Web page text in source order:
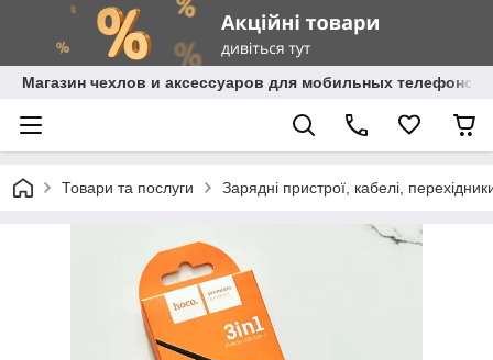
Магазин чехлов и аксессуаров для мобильных телефонов
Товари та послуги Зарядні пристрої, кабелі,